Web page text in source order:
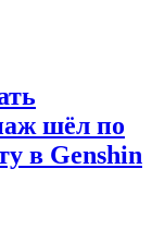
шёл по
в Genshin